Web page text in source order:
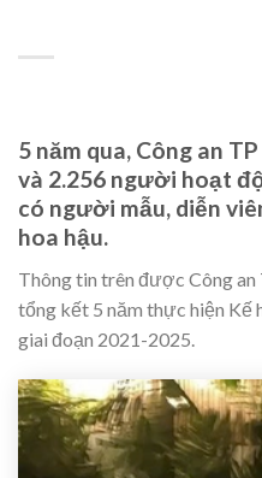
5 năm qua, Công an
và 2.256 người hoạt
có người mẫu, diễn
hoa hậu.
Thông tin trên được Công
tổng kết 5 năm thực hiện Kế
giai đoạn 2021-2025.